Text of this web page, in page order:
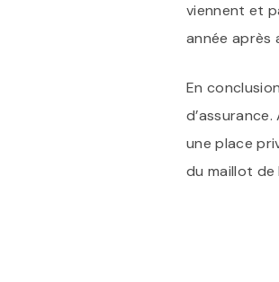
viennent et
année après
En
une place
du maillot de